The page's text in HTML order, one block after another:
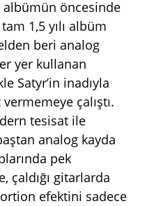
albümün öncesinde
1,5 yılı albüm
beri analog
yer kullanan
Satyr’in inadıyla
çalıştı.
tesisat ile
analog kayda
pek
çaldığı gitarlarda
efektini sadece